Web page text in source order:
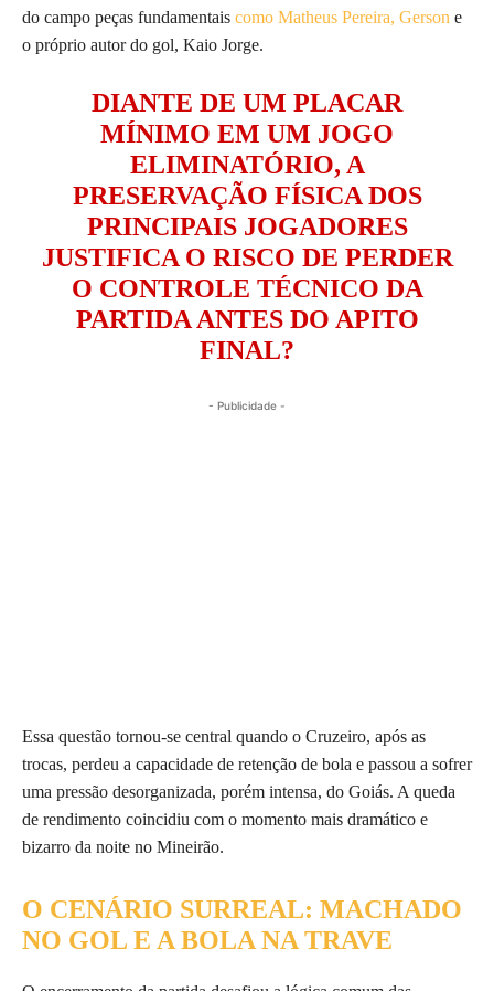
do campo peças fundamentais como Matheus Pereira, Gerson e
o próprio autor do gol, Kaio Jorge.
DIANTE DE UM PLACAR
MÍNIMO EM UM JOGO
ELIMINATÓRIO, A
PRESERVAÇÃO FÍSICA DOS
PRINCIPAIS JOGADORES
JUSTIFICA O RISCO DE PERDER
O CONTROLE TÉCNICO DA
PARTIDA ANTES DO APITO
FINAL?
- Publicidade -
Essa questão tornou-se central quando o Cruzeiro, após as
trocas, perdeu a capacidade de retenção de bola e passou a sofrer
uma pressão desorganizada, porém intensa, do Goiás. A queda
de rendimento coincidiu com o momento mais dramático e
bizarro da noite no Mineirão.
O CENÁRIO SURREAL: MACHADO
NO GOL E A BOLA NA TRAVE